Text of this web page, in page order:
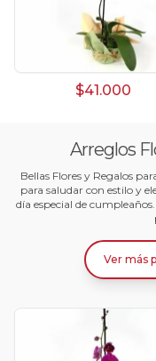
$41.000
Arreglos
Bellas Flores y Regalos
para saludar con estilo y
día especial de
Ver más